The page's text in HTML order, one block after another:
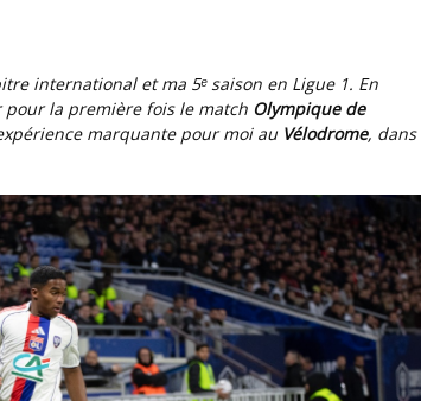
international et ma 5ᵉ saison en Ligue 1. En
pour la première fois le match Olympique de
marquante pour moi au Vélodrome, dans